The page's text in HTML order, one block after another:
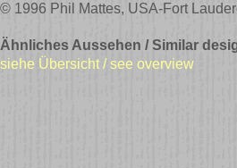
© 1996 Phil Mattes, USA-Fort
Ähnliches Aussehen / Similar
siehe Übersicht / see overview